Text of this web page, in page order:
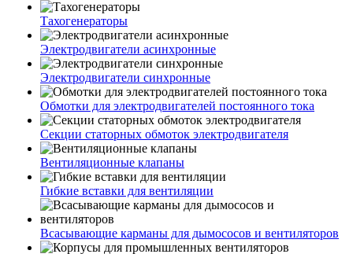
Тахогенераторы
Электродвигатели асинхронные
Электродвигатели синхронные
Обмотки для электродвигателей постоянного тока
Секции статорных обмоток электродвигателя
Вентиляционные клапаны
Гибкие вставки для вентиляции
Всасывающие карманы для дымососов и вентиляторов